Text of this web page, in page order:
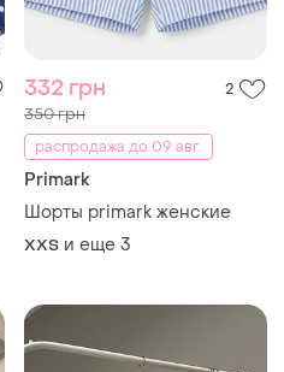
332 грн 2
350 грн
распродажа до 09 авг.
Primark
Шорты primark женские
XХS и еще 3